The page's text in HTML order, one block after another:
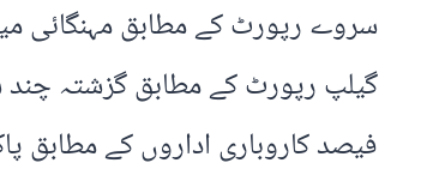
سروے رپورٹ کے مطابق مہنگائی